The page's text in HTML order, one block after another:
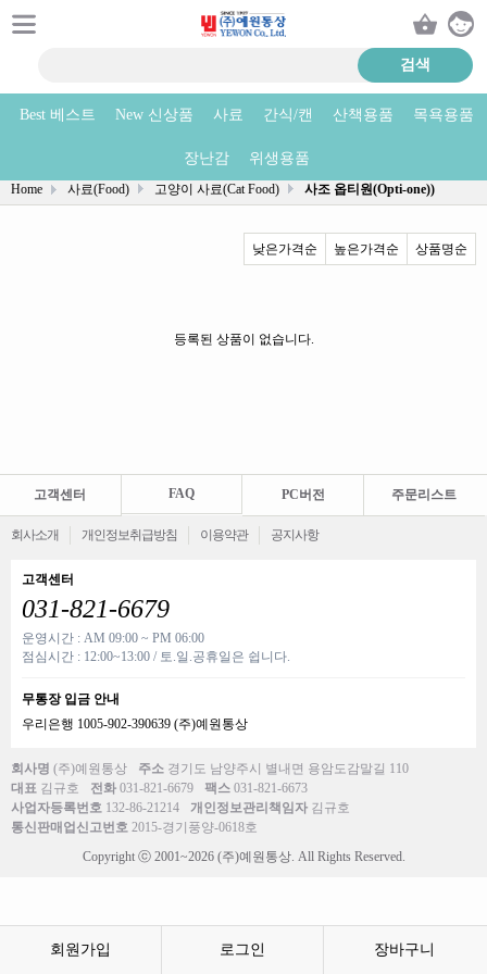
Best 베스트 New 신상품 사료 간식/캔 산책용품 목욕용품
장난감 위생용품
회원가입 로그인 장바구니
사조 옵티원(Opti-one)) 상품리스트
Home 사료(Food) 고양이 사료(Cat Food) 사조 옵티원(Opti-one))
낮은가격순 높은가격순 상품명순
등록된 상품이 없습니다.
고객센터 FAQ PC버전 주문리스트
회사소개 개인정보취급방침 이용약관 공지사항
고객센터
031-821-6679
운영시간 : AM 09:00 ~ PM 06:00
점심시간 : 12:00~13:00 / 토.일.공휴일은 쉽니다.
무통장 입금 안내
우리은행 1005-902-390639 (주)예원통상
회사명 (주)예원통상 주소 경기도 남양주시 별내면 용암도감말길 110
대표 김규호 전화 031-821-6679 팩스 031-821-6673
사업자등록번호 132-86-21214 개인정보관리책임자 김규호
통신판매업신고번호 2015-경기풍양-0618호
Copyright ⓒ 2001~2026 (주)예원통상. All Rights Reserved.